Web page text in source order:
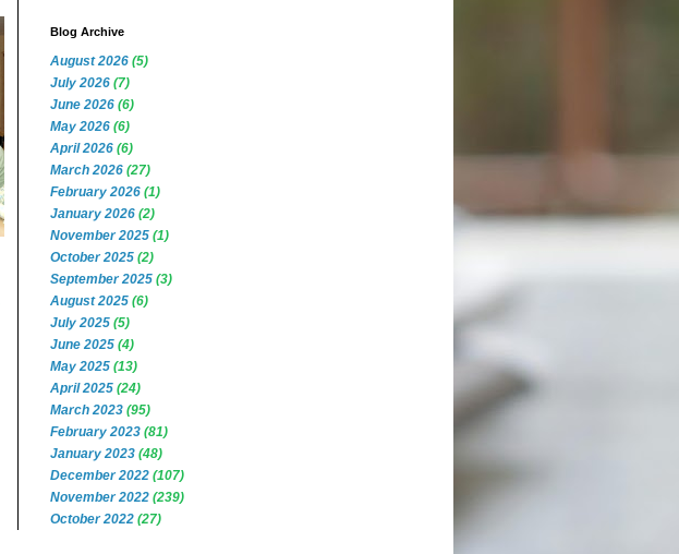
Blog Archive
August 2026 (5)
July 2026 (7)
June 2026 (6)
May 2026 (6)
April 2026 (6)
March 2026 (27)
February 2026 (1)
January 2026 (2)
November 2025 (1)
October 2025 (2)
September 2025 (3)
August 2025 (6)
July 2025 (5)
June 2025 (4)
May 2025 (13)
April 2025 (24)
March 2023 (95)
February 2023 (81)
January 2023 (48)
December 2022 (107)
November 2022 (239)
October 2022 (27)